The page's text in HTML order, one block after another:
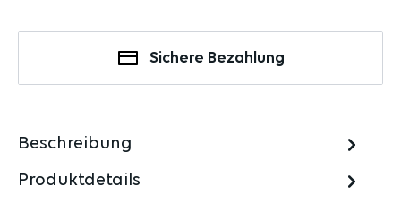
Sichere Bezahlung
Beschreibung
Produktdetails